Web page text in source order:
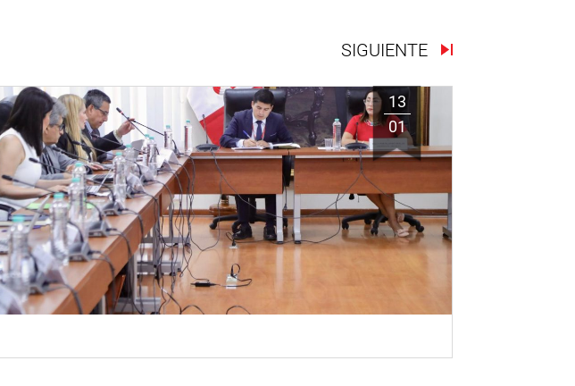
SIGUIENTE
13
01